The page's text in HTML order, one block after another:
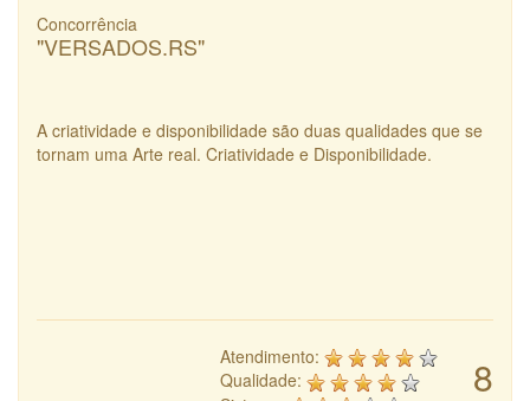
Concorrência
"VERSADOS.RS"
A criatividade e disponibilidade são duas qualidades que se
tornam uma Arte real. Criatividade e Disponibilidade.
8
Atendimento:
Qualidade: